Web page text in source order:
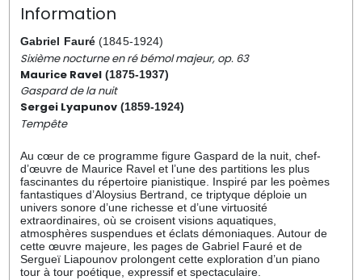
Information
Gabriel Fauré (1845-1924)
Sixième nocturne en ré bémol majeur, op. 63
Maurice Ravel(1875-1937)
Gaspard de la nuit
Sergei Lyapunov(1859-1924)
Tempête
Au cœur de ce programme figure Gaspard de la nuit, chef-
d’œuvre de Maurice Ravel et l’une des partitions les plus
fascinantes du répertoire pianistique. Inspiré par les poèmes
fantastiques d’Aloysius Bertrand, ce triptyque déploie un
univers sonore d’une richesse et d’une virtuosité
extraordinaires, où se croisent visions aquatiques,
atmosphères suspendues et éclats démoniaques. Autour de
cette œuvre majeure, les pages de Gabriel Fauré et de
Sergueï Liapounov prolongent cette exploration d’un piano
tour à tour poétique, expressif et spectaculaire.